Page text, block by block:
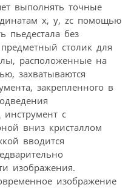
выполнять точные
х, у, zс помощью
пьедестала без
предметный столик для
расположенные на
захватываются
закрепленного в
инструмент с
вниз кристаллом
вводится
изображения.
изображение